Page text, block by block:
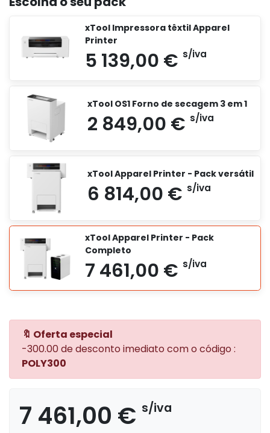
xTool Impressora têxtil Apparel
Printer
5 139,00 €
xTool OS1 Forno de secagem 3 em 1
2 849,00 €
xTool Apparel Printer - Pack versátil
xTool Apparel Printer - Pack
Completo
🔖 Oferta especial
-300.00 de desconto imediato com o código :
POLY300
7 461,00 € s/iva